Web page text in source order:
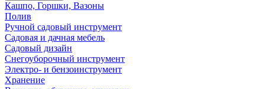
Кашпо, Горшки, Вазоны
Полив
Ручной садовый инструмент
Садовая и дачная мебель
Садовый дизайн
Снегоуборочный инструмент
Электро- и бензоинструмент
Хранение